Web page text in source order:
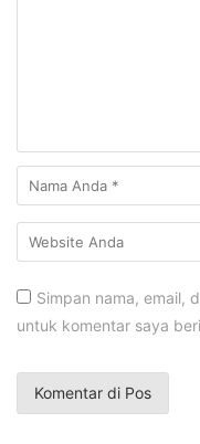
Simpan nama, email,
untuk komentar saya